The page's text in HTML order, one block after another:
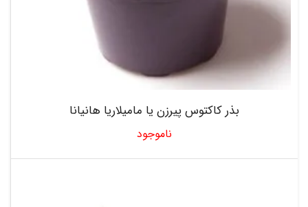
بذر کاکتوس پیرزن یا مامیلاریا هانیانا
ناموجود